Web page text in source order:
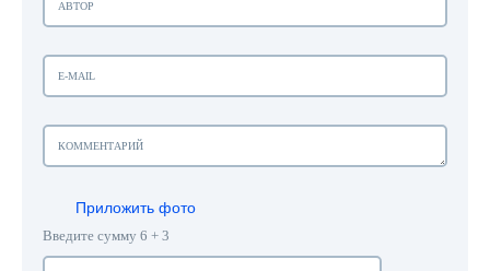
Приложить фото
Введите сумму 6 + 3